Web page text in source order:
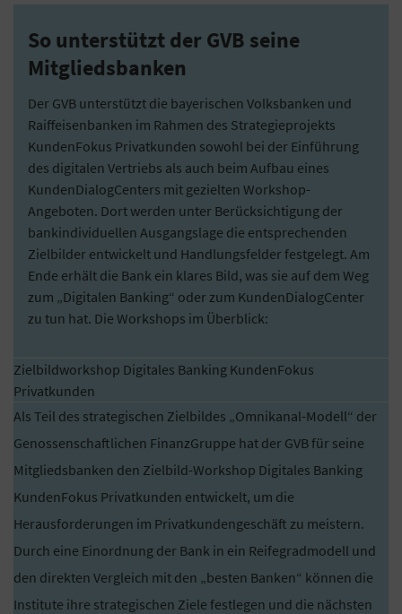
So unterstützt der GVB seine
Mitgliedsbanken
Der GVB unterstützt die bayerischen Volksbanken und
Raiffeisenbanken im Rahmen des Strategieprojekts
KundenFokus Privatkunden sowohl bei der Einführung
des digitalen Vertriebs als auch beim Aufbau eines
KundenDialogCenters mit gezielten Workshop-
Angeboten. Dort werden unter Berücksichtigung der
bankindividuellen Ausgangslage die entsprechenden
Zielbilder entwickelt und Handlungsfelder festgelegt. Am
Ende erhält die Bank ein klares Bild, was sie auf dem Weg
zum „Digitalen Banking“ oder zum KundenDialogCenter
zu tun hat. Die Workshops im Überblick:
Zielbildworkshop Digitales Banking KundenFokus
Privatkunden
Als Teil des strategischen Zielbildes „Omnikanal-Modell“ der
Genossenschaftlichen FinanzGruppe hat der GVB für seine
Mitgliedsbanken den Zielbild-Workshop Digitales Banking
KundenFokus Privatkunden entwickelt, um die
Herausforderungen im Privatkundengeschäft zu meistern.
Durch eine Einordnung der Bank in ein Reifegradmodell und
den direkten Vergleich mit den „besten Banken“ können die
Institute ihre strategischen Ziele festlegen und die nächsten